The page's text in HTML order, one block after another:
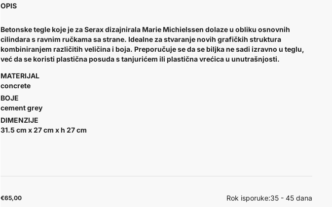
OPIS
Betonske tegle koje je za Serax dizajnirala Marie Michielssen dolaze u obliku osnovnih
cilindara s ravnim ručkama sa strane. Idealne za stvaranje novih grafičkih struktura
kombiniranjem različitih veličina i boja. Preporučuje se da se biljka ne sadi izravno u teglu,
već da se koristi plastična posuda s tanjurićem ili plastična vrećica u unutrašnjosti.
MATERIJAL
concrete
BOJE
cement grey
DIMENZIJE
31.5 cm x 27 cm x h 27 cm
€65,00 Rok isporuke:35 - 45 dana